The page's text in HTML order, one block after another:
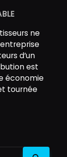
ne
d’un
est
économie
tournée